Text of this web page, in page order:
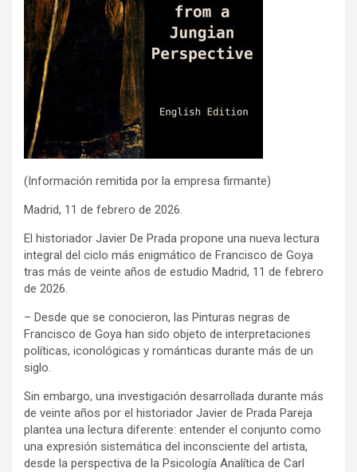
(Información remitida por la empresa firmante)
Madrid, 11 de febrero de 2026.
El historiador Javier De Prada propone una nueva lectura
integral del ciclo más enigmático de Francisco de Goya
tras más de veinte años de estudio Madrid, 11 de febrero
de 2026.
– Desde que se conocieron, las Pinturas negras de
Francisco de Goya han sido objeto de interpretaciones
políticas, iconológicas y románticas durante más de un
siglo.
Sin embargo, una investigación desarrollada durante más
de veinte años por el historiador Javier de Prada Pareja
plantea una lectura diferente: entender el conjunto como
una expresión sistemática del inconsciente del artista,
desde la perspectiva de la Psicología Analítica de Carl